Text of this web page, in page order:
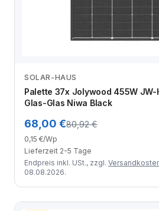
SOLAR-HAUS
Palette 37x Jolywood 455W
Glas-Glas Niwa Black
68,00 €80,92 €
0,15 €/Wp
Lieferzeit 2-5 Tage
Endpreis inkl. USt., zzgl.
08.08.2026.